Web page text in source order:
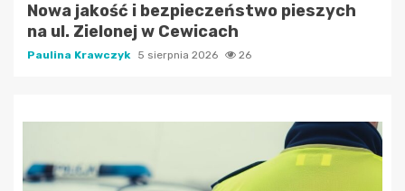
Nowa jakość i bezpieczeństwo pieszych
na ul. Zielonej w Cewicach
Paulina Krawczyk 5 sierpnia 2026 26